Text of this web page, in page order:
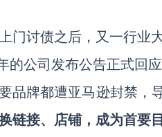
门讨债之后，又一行业
公司发布公告正式回应
品牌都遭亚马逊封禁，
链接、店铺，成为首要目